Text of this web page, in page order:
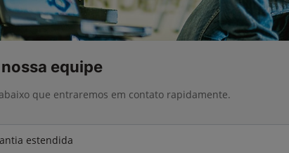
equipe
que entraremos em contato rapidamente.